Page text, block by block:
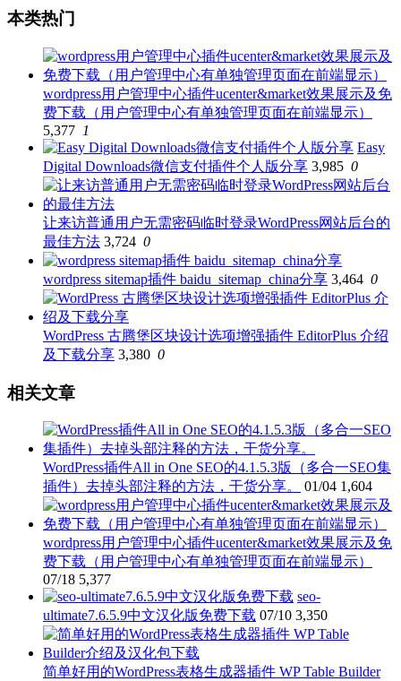
本类热门
wordpress用户管理中心插件ucenter&market效果展示及免
费下载（用户管理中心有单独管理页面在前端显示）
5,377 1
Easy
Digital Downloads微信支付插件个人版分享 3,985 0
让来访普通用户无需密码临时登录WordPress网站后台的
最佳方法 3,724 0
wordpress sitemap插件 baidu_sitemap_china分享 3,464 0
WordPress 古腾堡区块设计选项增强插件 EditorPlus 介绍
及下载分享 3,380 0
相关文章
WordPress插件All in One SEO的4.1.5.3版（多合一SEO集
插件）去掉头部注释的方法，干货分享。
01/04 1,604
wordpress用户管理中心插件ucenter&market效果展示及免
费下载（用户管理中心有单独管理页面在前端显示）
07/18 5,377
seo-
ultimate7.6.5.9中文汉化版免费下载 07/10 3,350
简单好用的WordPress表格生成器插件 WP Table Builder